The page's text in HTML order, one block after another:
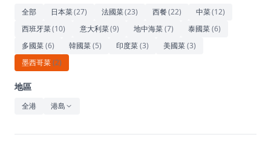
藝術文化
休閒
音樂
全部 日本菜(27) 法國菜(23) 西餐(22) 中菜(12)
西班牙菜(10) 意大利菜(9) 地中海菜(7) 泰國菜(6)
多國菜(6) 韓國菜(5) 印度菜(3) 美國菜(3)
墨西哥菜(2)
地區
全港 港島